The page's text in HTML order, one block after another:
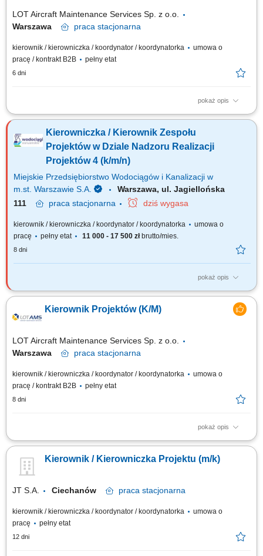
LOT Aircraft Maintenance Services Sp. z o.o.
Warszawa
praca stacjonarna
kierownik / kierowniczka / koordynator / koordynatorka
umowa o
pracę / kontrakt B2B
pełny etat
6 dni
pokaż opis
Obowiązki na stanowisku: Całościowe nadzorowanie realizacji projektów
rozliczenie końcowe. Organizacja pracy zespołów inżynieryjnych,
zakupowych oraz zewnętrznych podwykonawców zaangażowanych w
modernizacje sprzętu....
Kierowniczka / Kierownik Zespołu
Projektów w Dziale Nadzoru Realizacji
Projektów 4 (k/m/n)
Miejskie Przedsiębiorstwo Wodociągów i Kanalizacji w
m.st. Warszawie S.A.
Warszawa, ul. Jagiellońska
111
praca stacjonarna dziś wygasa
kierownik / kierowniczka / koordynator / koordynatorka
umowa o
pracę
pełny etat 11 000 - 17 500 złbrutto/mies.
8 dni
pokaż opis
Jakie będą Twoje obowiązki? planowanie, organizacja i nadzór nad
realizacją projektu RTC ( Real Time Control - System zarządzania siecią
wodociągową w czasie rzeczywistym) zgodnie z harmonogramem,
budżetem i wymaganiami technicznymi; koordynacja działań
Kierownik Projektów (K/M)
LOT Aircraft Maintenance Services Sp. z o.o.
Warszawa
praca stacjonarna
kierownik / kierowniczka / koordynator / koordynatorka
umowa o
pracę / kontrakt B2B
pełny etat
8 dni
pokaż opis
Obowiązki na stanowisku: kompleksowe zarządzanie projektami MRO –
końcowego i rozliczenia projektu; koordynowanie pracy zespołów
technicznych, operacyjnych, zakupowych i logistycznych oraz współpracy
Kierownik / Kierowniczka Projektu (m/k)
JT S.A. Ciechanów praca stacjonarna
kierownik / kierowniczka / koordynator / koordynatorka
umowa o
pracę
pełny etat
12 dni